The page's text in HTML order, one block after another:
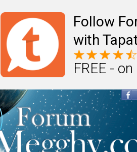
Follow
with
FREE -